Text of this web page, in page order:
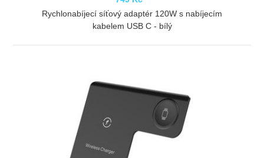
Rychlonabíjecí síťový adaptér 120W s nabíjecím
kabelem USB C - bílý